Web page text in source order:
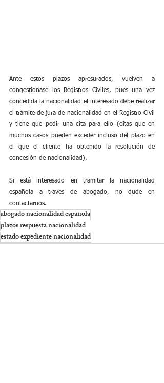
Ante estos plazos apresurados, vuelven a
congestionase los Registros Civiles, pues una vez
concedida la nacionalidad el interesado debe realizar
el trámite de jura de nacionalidad en el Registro Civil
y tiene que pedir una cita para ello (citas que en
muchos casos pueden exceder incluso del plazo en
el que el cliente ha obtenido la resolución de
concesión de nacionalidad).
Si está interesado en tramitar la nacionalidad
española a través de abogado, no dude en
contactarnos.
abogado nacionalidad española
plazos respuesta nacionalidad
estado expediente nacionalidad